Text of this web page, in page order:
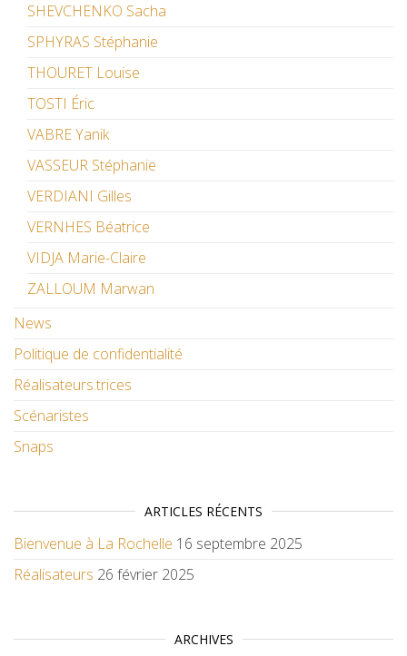
SHEVCHENKO Sacha
SPHYRAS Stéphanie
THOURET Louise
TOSTI Éric
VABRE Yanik
VASSEUR Stéphanie
VERDIANI Gilles
VERNHES Béatrice
VIDJA Marie-Claire
ZALLOUM Marwan
News
Politique de confidentialité
Réalisateurs.trices
Scénaristes
Snaps
ARTICLES RÉCENTS
Bienvenue à La Rochelle 16 septembre 2025
Réalisateurs 26 février 2025
ARCHIVES